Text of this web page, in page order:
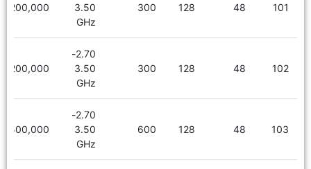
101
48
128
300
3.50
GHz
7,200,000
102
48
128
300
2.70-
3.50
GHz
7,200,000
103
48
128
600
2.70-
3.50
GHz
7,500,000